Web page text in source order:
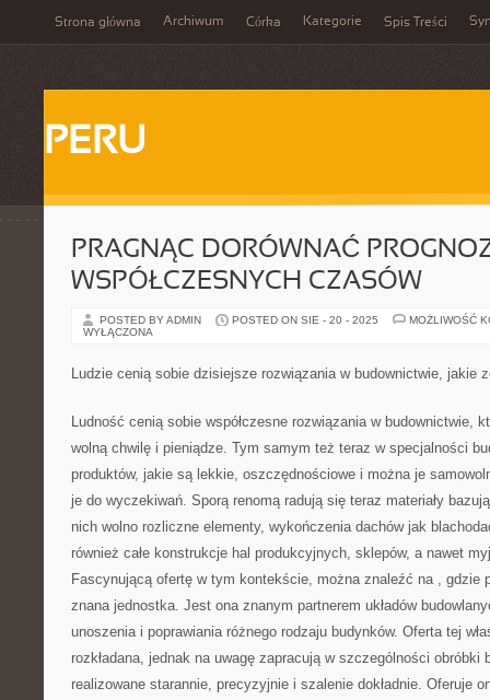
Strona główna Archiwum Córka Kategorie Spis Treści
PERU
PRAGNĄC DORÓWNAĆ
WSPÓŁCZESNYCH CZASÓW
POSTED BY ADMIN POSTED ON SIE - 20 - 2025
MOŻLIWOŚĆ
WYŁĄCZONA
Ludzie cenią sobie dzisiejsze rozwiązania w budownictwie, jakie
Ludność cenią sobie współczesne rozwiązania w budownictwie,
wolną chwilę i pieniądze. Tym samym też teraz w specjalności
produktów, jakie są lekkie, oszczędnościowe i można je
je do wyczekiwań. Sporą renomą radują się teraz materiały
nich wolno rozliczne elementy, wykończenia dachów jak
również całe konstrukcje hal produkcyjnych, sklepów, a nawet
Fascynującą ofertę w tym kontekście, można znaleźć na , gdzie
znana jednostka. Jest ona znanym partnerem układów
unoszenia i poprawiania różnego rodzaju budynków. Oferta tej
rozkładana, jednak na uwagę zapracują w szczególności obróbki
realizowane starannie, precyzyjnie i szalenie dokładnie. Oferuje